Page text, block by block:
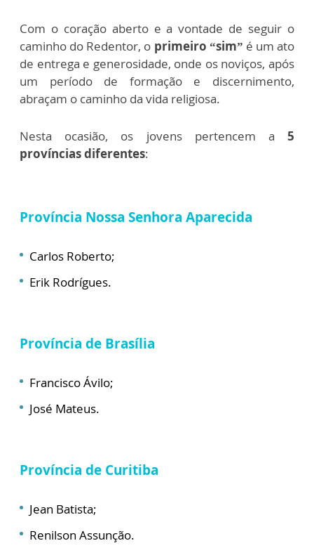
Com o coração aberto e a vontade de seguir o
caminho do Redentor, o primeiro “sim” é um ato
de entrega e generosidade, onde os noviços, após
um período de formação e discernimento,
abraçam o caminho da vida religiosa.
Nesta ocasião, os jovens pertencem a 5
províncias diferentes:
Província Nossa Senhora Aparecida
Carlos Roberto;
Erik Rodrígues.
Província de Brasília
Francisco Ávilo;
José Mateus.
Província de Curitiba
Jean Batista;
Renilson Assunção.